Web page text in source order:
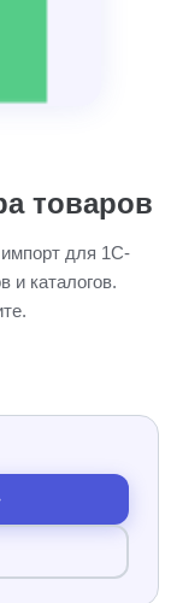
товаров
для 1С-
и каталогов.